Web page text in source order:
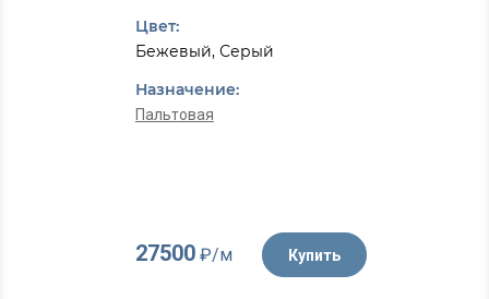
Цвет:
Бежевый, Серый
Назначение:
Пальтовая
27500₽/м Купить